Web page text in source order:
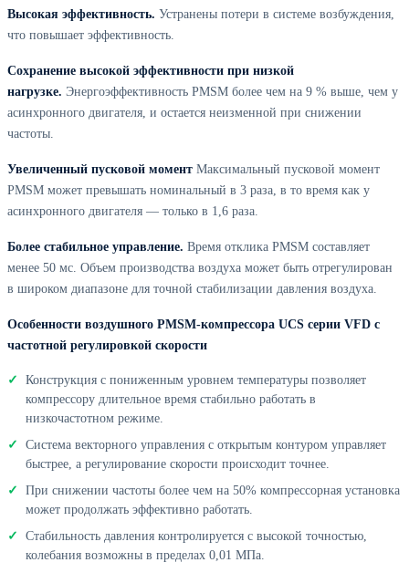
Высокая эффективность. Устранены потери в системе возбуждения,
что повышает эффективность.
Сохранение высокой эффективности при низкой
нагрузке. Энергоэффективность PMSM более чем на 9 % выше, чем у
асинхронного двигателя, и остается неизменной при снижении
частоты.
Увеличенный пусковой момент Максимальный пусковой момент
PMSM может превышать номинальный в 3 раза, в то время как у
асинхронного двигателя — только в 1,6 раза.
Более стабильное управление. Время отклика PMSM составляет
менее 50 мс. Объем производства воздуха может быть отрегулирован
в широком диапазоне для точной стабилизации давления воздуха.
Особенности воздушного PMSM-компрессора UCS серии VFD с
частотной регулировкой скорости
Конструкция с пониженным уровнем температуры позволяет
компрессору длительное время стабильно работать в
низкочастотном режиме.
Система векторного управления с открытым контуром управляет
быстрее, а регулирование скорости происходит точнее.
При снижении частоты более чем на 50% компрессорная установка
может продолжать эффективно работать.
Стабильность давления контролируется с высокой точностью,
колебания возможны в пределах 0,01 МПа.